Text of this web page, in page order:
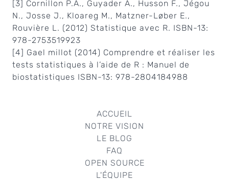
[3] Cornillon P.A., Guyader A., Husson F., Jégou
N., Josse J., Kloareg M., Matzner-Løber E.,
Rouvière L. (2012) Statistique avec R. ISBN-13:
978-2753519923
[4] Gael millot (2014) Comprendre et réaliser les
tests statistiques à l’aide de R : Manuel de
biostatistiques ISBN-13: 978-2804184988
ACCUEIL
NOTRE VISION
LE BLOG
FAQ
OPEN SOURCE
L'ÉQUIPE